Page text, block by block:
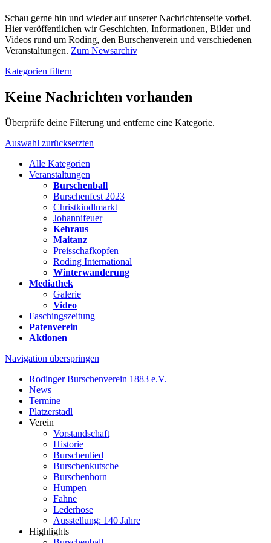
Schau gerne hin und wieder auf unserer Nachrichtenseite vorbei.
Hier veröffentlichen wir Geschichten, Informationen, Bilder und
Videos rund um Roding, den Burschenverein und verschiedenen
Veranstaltungen. Zum Newsarchiv
Kategorien filtern
Keine Nachrichten vorhanden
Überprüfe deine Filterung und entferne eine Kategorie.
Auswahl zurücksetzten
Alle Kategorien
Veranstaltungen
Burschenball
Burschenfest 2023
Christkindlmarkt
Johannifeuer
Kehraus
Maitanz
Preisschafkopfen
Roding International
Winterwanderung
Mediathek
Galerie
Video
Faschingszeitung
Patenverein
Aktionen
Navigation überspringen
Rodinger Burschenverein 1883 e.V.
News
Termine
Platzerstadl
Verein
Vorstandschaft
Historie
Burschenlied
Burschenkutsche
Burschenhorn
Humpen
Fahne
Lederhose
Ausstellung: 140 Jahre
Highlights